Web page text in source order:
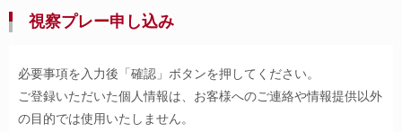
視察プレー申し込み
必要事項を入力後「確認」ボタンを押してください。
ご登録いただいた個人情報は、お客様へのご連絡や情報提供以外
の目的では使用いたしません。